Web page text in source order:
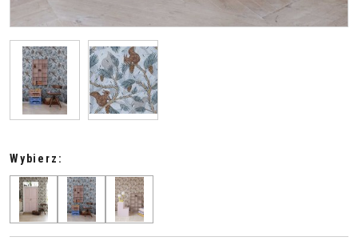
Wybierz: